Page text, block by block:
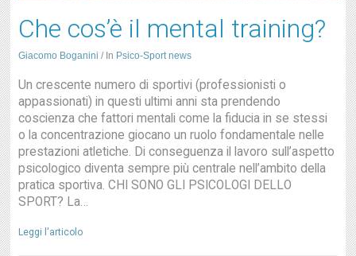
Che cos’è il mental training?
Giacomo Boganini / In Psico-Sport news
Un crescente numero di sportivi (professionisti o
appassionati) in questi ultimi anni sta prendendo
coscienza che fattori mentali come la fiducia in se stessi
o la concentrazione giocano un ruolo fondamentale nelle
prestazioni atletiche. Di conseguenza il lavoro sull’aspetto
psicologico diventa sempre più centrale nell’ambito della
pratica sportiva. CHI SONO GLI PSICOLOGI DELLO
SPORT? La…
Leggi l'articolo